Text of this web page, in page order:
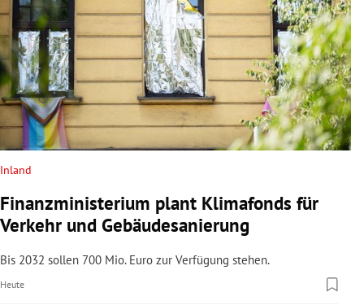
Inland
Finanzministerium plant Klimafonds für
Verkehr und Gebäudesanierung
Bis 2032 sollen 700 Mio. Euro zur Verfügung stehen.
Heute